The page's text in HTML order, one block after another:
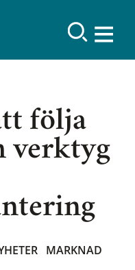
följa
verktyg
MARKNAD